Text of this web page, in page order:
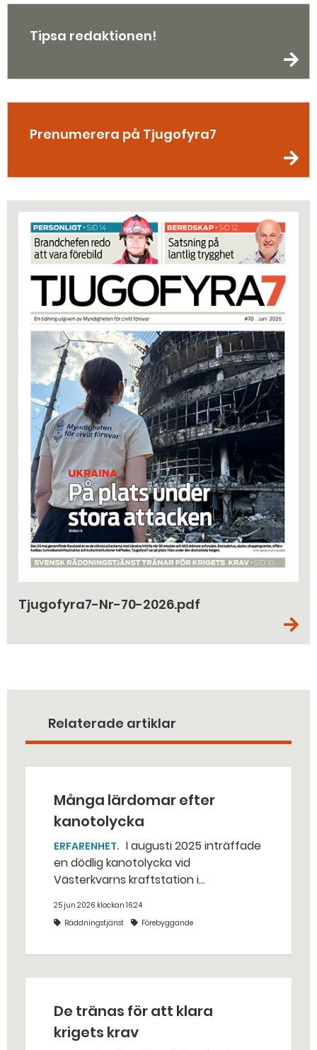
Tipsa redaktionen!
Prenumerera på Tjugofyra7
Tjugofyra7-Nr-70-2026.pdf
Relaterade artiklar
Många lärdomar efter
kanotolycka
ERFARENHET
en dödlig kanotolycka vid
Västerkvarns kraftstation i
25 jun 2026 klockan 16:24
Räddningstjänst
Förebyggande
De tränas för att klara
krigets krav